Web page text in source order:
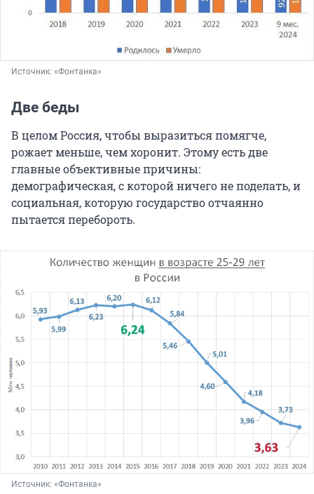
Источник: «Фонтанка»
Две беды
В целом Россия, чтобы выразиться помягче,
рожает меньше, чем хоронит. Этому есть две
главные объективные причины:
демографическая, с которой ничего не поделать, и
социальная, которую государство отчаянно
пытается перебороть.
Источник: «Фонтанка»